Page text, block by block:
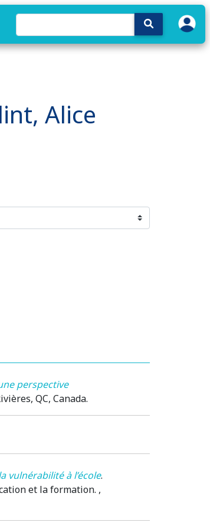
Alice
perspective
QC, Canada.
vulnérabilité à l’école.
et la formation. ,